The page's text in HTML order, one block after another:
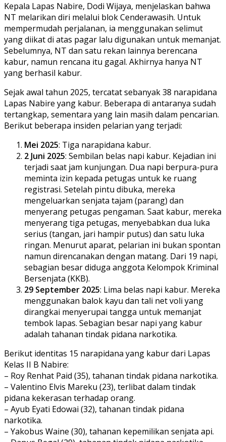
Kepala Lapas Nabire, Dodi Wijaya, menjelaskan bahwa
NT melarikan diri melalui blok Cenderawasih. Untuk
mempermudah perjalanan, ia menggunakan selimut
yang diikat di atas pagar lalu digunakan untuk memanjat.
Sebelumnya, NT dan satu rekan lainnya berencana
kabur, namun rencana itu gagal. Akhirnya hanya NT
yang berhasil kabur.
Sejak awal tahun 2025, tercatat sebanyak 38 narapidana
Lapas Nabire yang kabur. Beberapa di antaranya sudah
tertangkap, sementara yang lain masih dalam pencarian.
Berikut beberapa insiden pelarian yang terjadi:
Mei 2025: Tiga narapidana kabur.
2 Juni 2025: Sembilan belas napi kabur. Kejadian ini
terjadi saat jam kunjungan. Dua napi berpura-pura
meminta izin kepada petugas untuk ke ruang
registrasi. Setelah pintu dibuka, mereka
mengeluarkan senjata tajam (parang) dan
menyerang petugas pengaman. Saat kabur, mereka
menyerang tiga petugas, menyebabkan dua luka
serius (tangan, jari hampir putus) dan satu luka
ringan. Menurut aparat, pelarian ini bukan spontan
namun direncanakan dengan matang. Dari 19 napi,
sebagian besar diduga anggota Kelompok Kriminal
Bersenjata (KKB).
29 September 2025: Lima belas napi kabur. Mereka
menggunakan balok kayu dan tali net voli yang
dirangkai menyerupai tangga untuk memanjat
tembok lapas. Sebagian besar napi yang kabur
adalah tahanan tindak pidana narkotika.
Berikut identitas 15 narapidana yang kabur dari Lapas
Kelas II B Nabire:
– Roy Renhat Paid (35), tahanan tindak pidana narkotika.
– Valentino Elvis Mareku (23), terlibat dalam tindak
pidana kekerasan terhadap orang.
– Ayub Eyati Edowai (32), tahanan tindak pidana
narkotika.
– Yakobus Waine (30), tahanan kepemilikan senjata api.